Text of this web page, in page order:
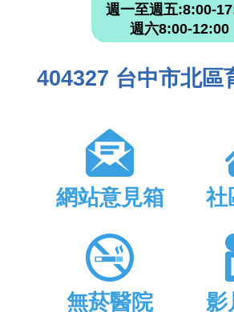
週一至週五:8:00-
週六8:00-12:00
404327 台中市北區
網站意見箱 社
無菸醫院 影